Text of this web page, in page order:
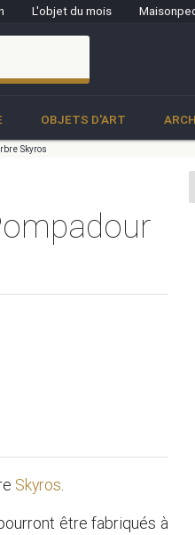
L'objet du mois
OBJETS D'ART
Skyros
Skyros
être fabriqués à